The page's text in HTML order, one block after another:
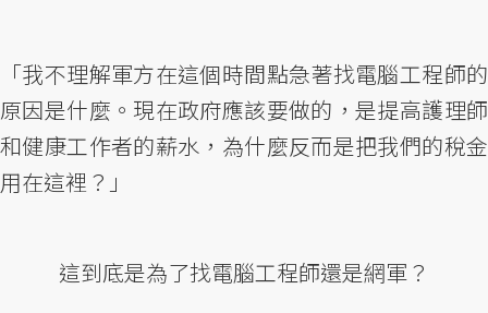
「我不理解軍方在這個時間點急著找電腦工程師的
原因是什麼。現在政府應該要做的，是提高護理師
和健康工作者的薪水，為什麼反而是把我們的稅金
用在這裡？」
這到底是為了找電腦工程師還是網軍？